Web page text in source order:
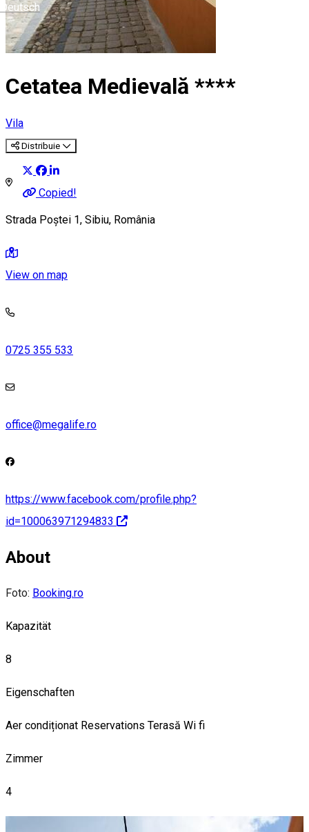
Deutsch
Cetatea Medievală ****
Vila
Distribuie
Copied!
Strada Poștei 1, Sibiu, România
View on map
0725 355 533
office@megalife.ro
https://www.facebook.com/profile.php?
id=100063971294833
About
Foto: Booking.ro
Kapazität
8
Eigenschaften
Aer condiționat Reservations Terasă Wi fi
Zimmer
4